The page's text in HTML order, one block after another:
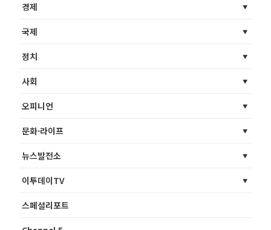
경제
국제
정치
사회
오피니언
문화·라이프
뉴스발전소
이투데이TV
스페셜리포트